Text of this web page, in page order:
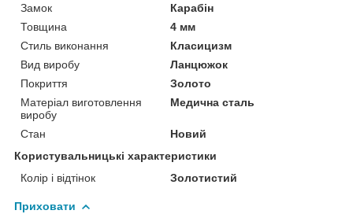
Замок
Карабін
Товщина
4 мм
Стиль виконання
Класицизм
Вид виробу
Ланцюжок
Покриття
Золото
Матеріал виготовлення
виробу
Медична сталь
Стан
Новий
Користувальницькі характеристики
Колір і відтінок
Золотистий
Приховати